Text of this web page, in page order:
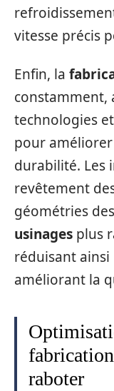
vitesse précis
Enfin, la
constamment,
technologies
pour
durabilité. Les
revêtement
géométries des
usinages plus
réduisant
améliorant la
raboter